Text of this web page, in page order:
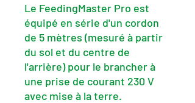
Le FeedingMaster Pro est
équipé en série d'un cordon
de 5 mètres (mesuré à partir
du sol et du centre de
l'arrière) pour le brancher à
une prise de courant 230 V
avec mise à la terre.